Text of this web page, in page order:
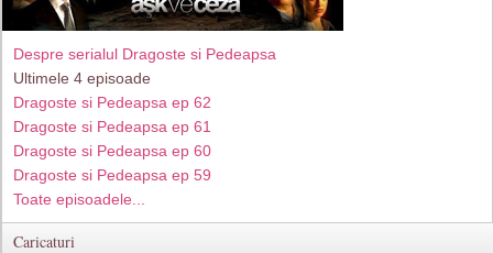
Despre serialul Dragoste si Pedeapsa
Ultimele 4 episoade
Dragoste si Pedeapsa ep 62
Dragoste si Pedeapsa ep 61
Dragoste si Pedeapsa ep 60
Dragoste si Pedeapsa ep 59
Toate episoadele...
Caricaturi